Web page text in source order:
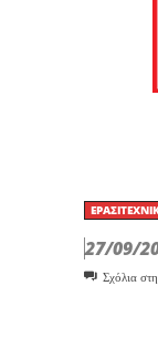
27/09/
Σχόλια